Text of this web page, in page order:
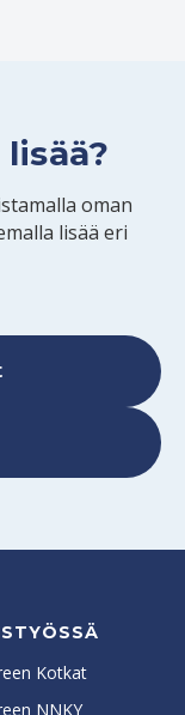
oman
lisää eri
Kotkat
NNKY